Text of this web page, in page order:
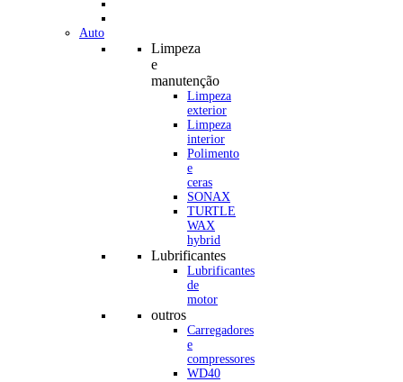
Auto
Limpeza
e
manutenção
Limpeza
exterior
Limpeza
interior
Polimento
e
ceras
SONAX
TURTLE
WAX
hybrid
Lubrificantes
Lubrificantes
de
motor
outros
Carregadores
e
compressores
WD40